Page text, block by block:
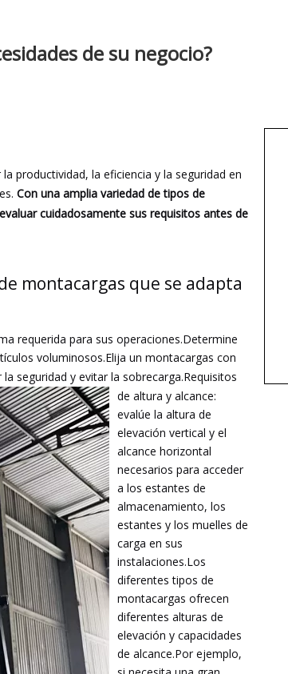
de su negocio?
productividad, la eficiencia y la seguridad en
Con una amplia variedad de tipos de
cuidadosamente sus requisitos antes de
montacargas que se adapta
requerida para sus operaciones.Determine
voluminosos.Elija un montacargas con
seguridad y evitar la sobrecarga.Requisitos
de altura y alcance:
evalúe la altura de
elevación vertical y el
alcance horizontal
necesarios para acceder
a los estantes de
almacenamiento, los
estantes y los muelles de
carga en sus
instalaciones.Los
diferentes tipos de
montacargas ofrecen
diferentes alturas de
elevación y capacidades
de alcance.Por ejemplo,